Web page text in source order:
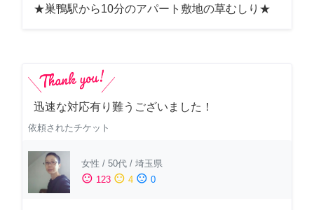
★巣鴨駅から10分のアパート敷地の草むしり★
迅速な対応有り難うございました！
依頼されたチケット
女性 / 50代 / 埼玉県
sentiment_satisfied 123 sentiment_neutral 4 sentiment_dissatisfied 0